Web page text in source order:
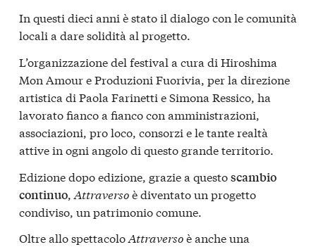
In questi dieci anni è stato il dialogo con le comunità
locali a dare solidità al progetto.
L’organizzazione del festival a cura di Hiroshima
Mon Amour e Produzioni Fuorivia, per la direzione
artistica di Paola Farinetti e Simona Ressico, ha
lavorato fianco a fianco con amministrazioni,
associazioni, pro loco, consorzi e le tante realtà
attive in ogni angolo di questo grande territorio.
Edizione dopo edizione, grazie a questoscambio
continuo, Attraversoè diventato un progetto
condiviso, un patrimonio comune.
Oltre allo spettacoloAttraversoè anche una